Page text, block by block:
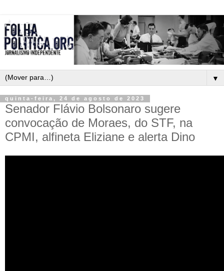
▼
quinta-feira, 24 de agosto de 2023
Senador Flávio Bolsonaro sugere
convocação de Moraes, do STF, na
CPMI, alfineta Eliziane e alerta Dino